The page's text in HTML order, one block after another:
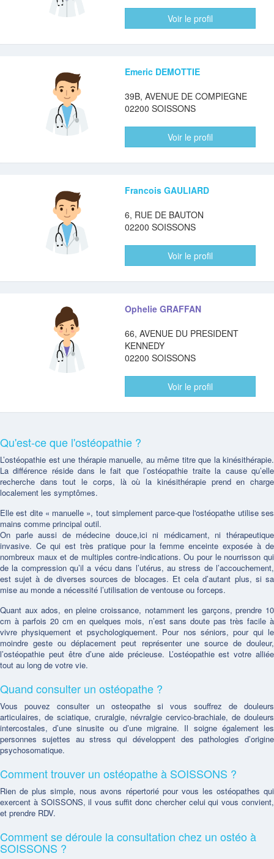
Voir le profil
Emeric DEMOTTIE
39B, AVENUE DE COMPIEGNE
02200 SOISSONS
Voir le profil
Francois GAULIARD
6, RUE DE BAUTON
02200 SOISSONS
Voir le profil
Ophelie GRAFFAN
66, AVENUE DU PRESIDENT
KENNEDY
02200 SOISSONS
Voir le profil
Qu'est-ce que l'ostéopathie ?
L’ostéopathie est une thérapie manuelle, au même titre que la kinésithérapie.
La différence réside dans le fait que l’ostéopathie traite la cause qu’elle
recherche dans tout le corps, là où la kinésithérapie prend en charge
localement les symptômes.
Elle est dite « manuelle », tout simplement parce-que l'ostéopathe utilise ses
mains comme principal outil.
On parle aussi de médecine douce,ici ni médicament, ni thérapeutique
invasive. Ce qui est très pratique pour la femme enceinte exposée à de
nombreux maux et de multiples contre-indications. Ou pour le nourrisson qui
de la compression qu’il a vécu dans l’utérus, au stress de l’accouchement,
est sujet à de diverses sources de blocages. Et cela d’autant plus, si sa
mise au monde a nécessité l’utilisation de ventouse ou forceps.
Quant aux ados, en pleine croissance, notamment les garçons, prendre 10
cm à parfois 20 cm en quelques mois, n’est sans doute pas très facile à
vivre physiquement et psychologiquement. Pour nos séniors, pour qui le
moindre geste ou déplacement peut représenter une source de douleur,
l’ostéopathie peut être d’une aide précieuse. L’ostéopathie est votre alliée
tout au long de votre vie.
Quand consulter un ostéopathe ?
Vous pouvez consulter un osteopathe si vous souffrez de douleurs
articulaires, de sciatique, cruralgie, névralgie cervico-brachiale, de douleurs
intercostales, d’une sinusite ou d’une migraine. Il soigne également les
personnes sujettes au stress qui développent des pathologies d’origine
psychosomatique.
Comment trouver un ostéopathe à SOISSONS ?
Rien de plus simple, nous avons répertorié pour vous les ostéopathes qui
exercent à SOISSONS, il vous suffit donc chercher celui qui vous convient,
et prendre RDV.
Comment se déroule la consultation chez un ostéo à
SOISSONS ?